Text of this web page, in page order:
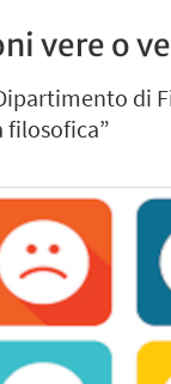
vere o
di